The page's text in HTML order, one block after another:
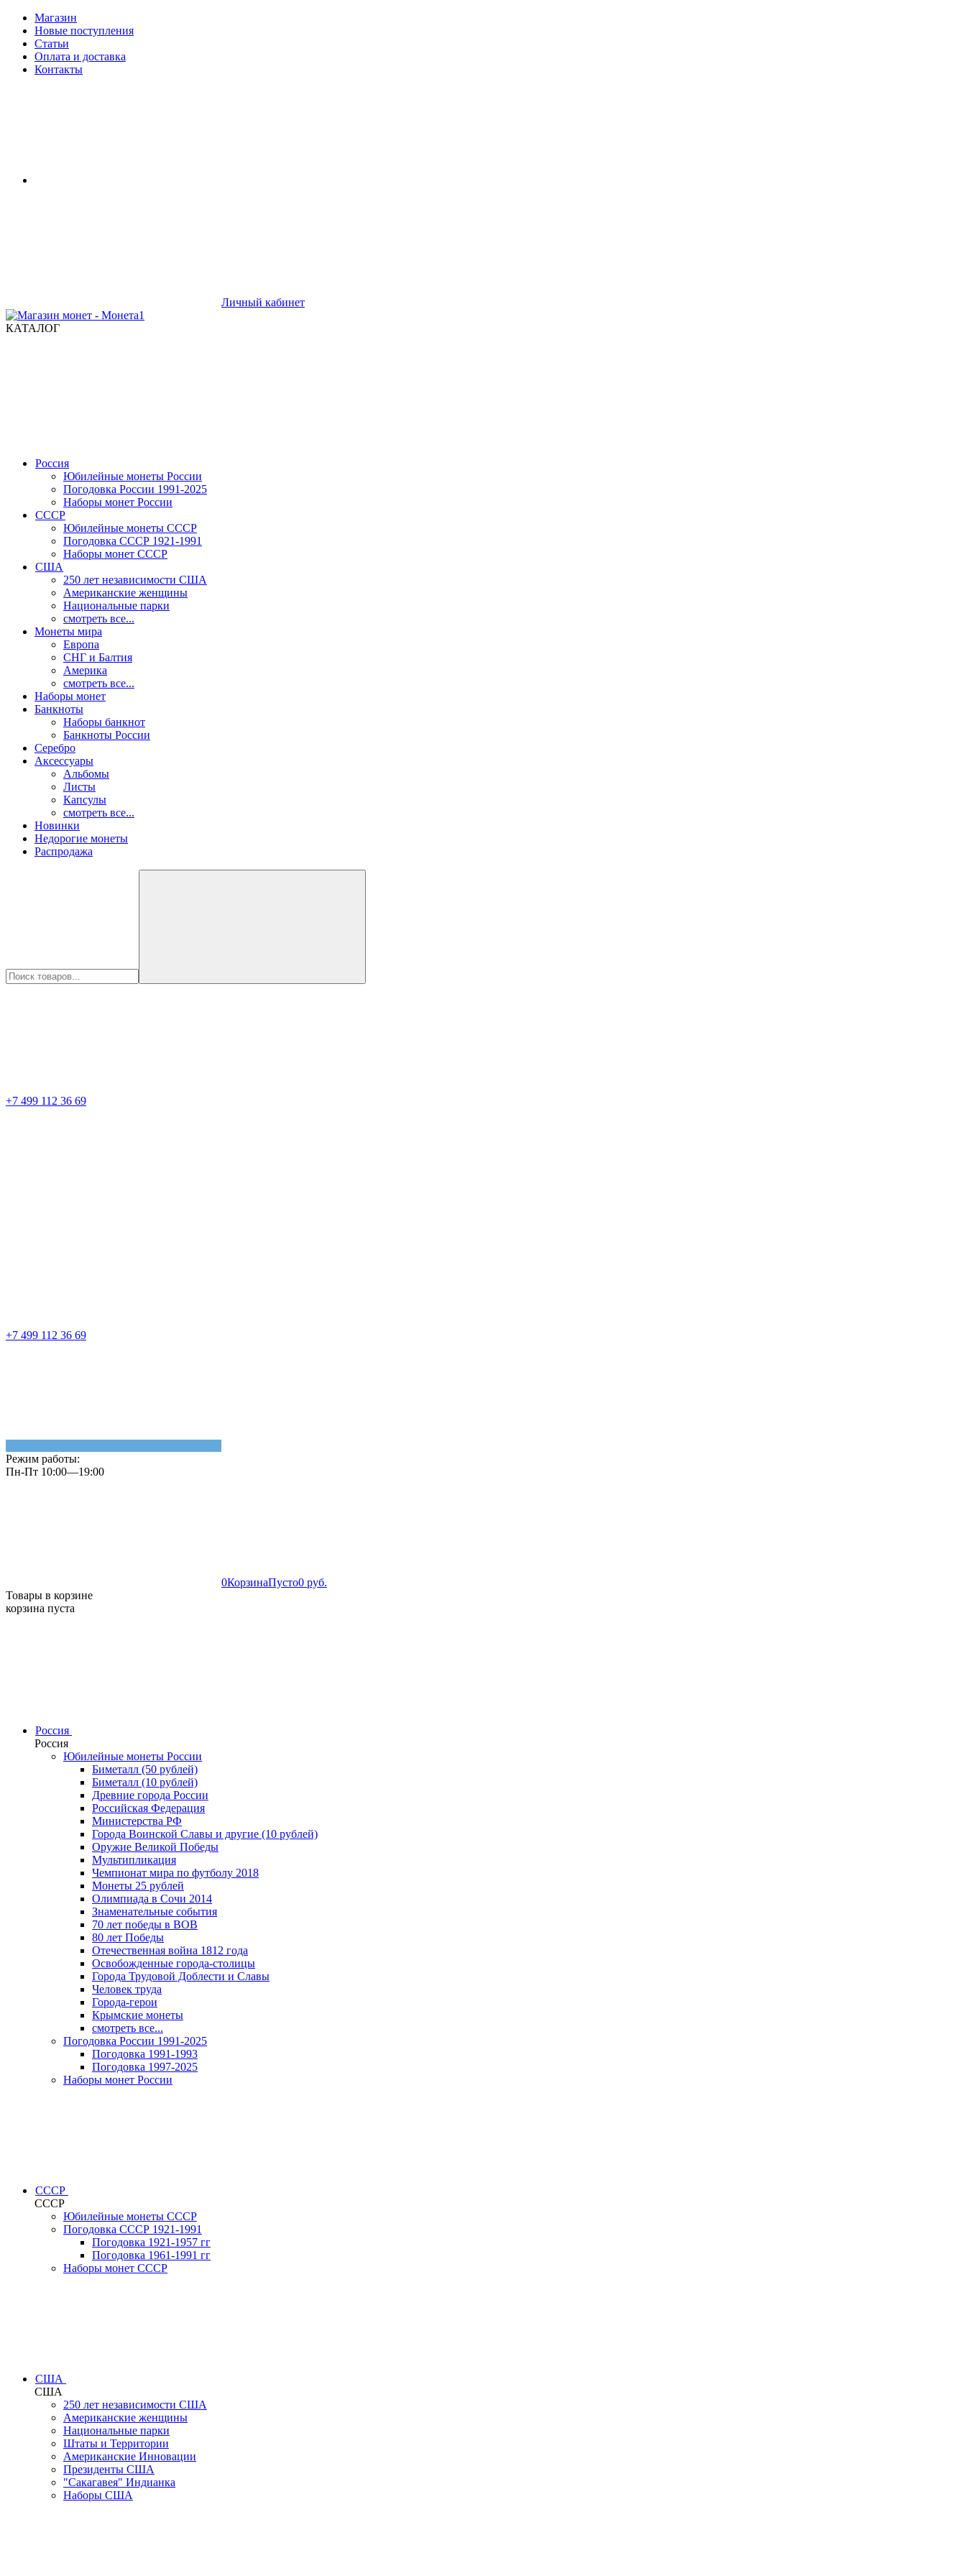
Магазин
Новые поступления
Статьи
Оплата и доставка
Контакты
Личный кабинет
КАТАЛОГ
Россия
Юбилейные монеты России
Погодовка России 1991-2025
Наборы монет России
СССР
Юбилейные монеты СССР
Погодовка СССР 1921-1991
Наборы монет СССР
США
250 лет независимости США
Американские женщины
Национальные парки
смотреть все...
Монеты мира
Европа
СНГ и Балтия
Америка
смотреть все...
Наборы монет
Банкноты
Наборы банкнот
Банкноты России
Серебро
Аксессуары
Альбомы
Листы
Капсулы
смотреть все...
Новинки
Недорогие монеты
Распродажа
+7 499 112 36 69
+7 499 112 36 69
Режим работы:
Пн-Пт 10:00—19:00
0КорзинаПусто0 руб.
Товары в корзине
корзина пуста
Россия
Россия
Юбилейные монеты России
Биметалл (50 рублей)
Биметалл (10 рублей)
Древние города России
Российская Федерация
Министерства РФ
Города Воинской Славы и другие (10 рублей)
Оружие Великой Победы
Мультипликация
Чемпионат мира по футболу 2018
Монеты 25 рублей
Олимпиада в Сочи 2014
Знаменательные события
70 лет победы в ВОВ
80 лет Победы
Отечественная война 1812 года
Освобожденные города-столицы
Города Трудовой Доблести и Славы
Человек труда
Города-герои
Крымские монеты
смотреть все...
Погодовка России 1991-2025
Погодовка 1991-1993
Погодовка 1997-2025
Наборы монет России
СССР
СССР
Юбилейные монеты СССР
Погодовка СССР 1921-1991
Погодовка 1921-1957 гг
Погодовка 1961-1991 гг
Наборы монет СССР
США
США
250 лет независимости США
Американские женщины
Национальные парки
Штаты и Территории
Американские Инновации
Президенты США
"Сакагавея" Индианка
Наборы США